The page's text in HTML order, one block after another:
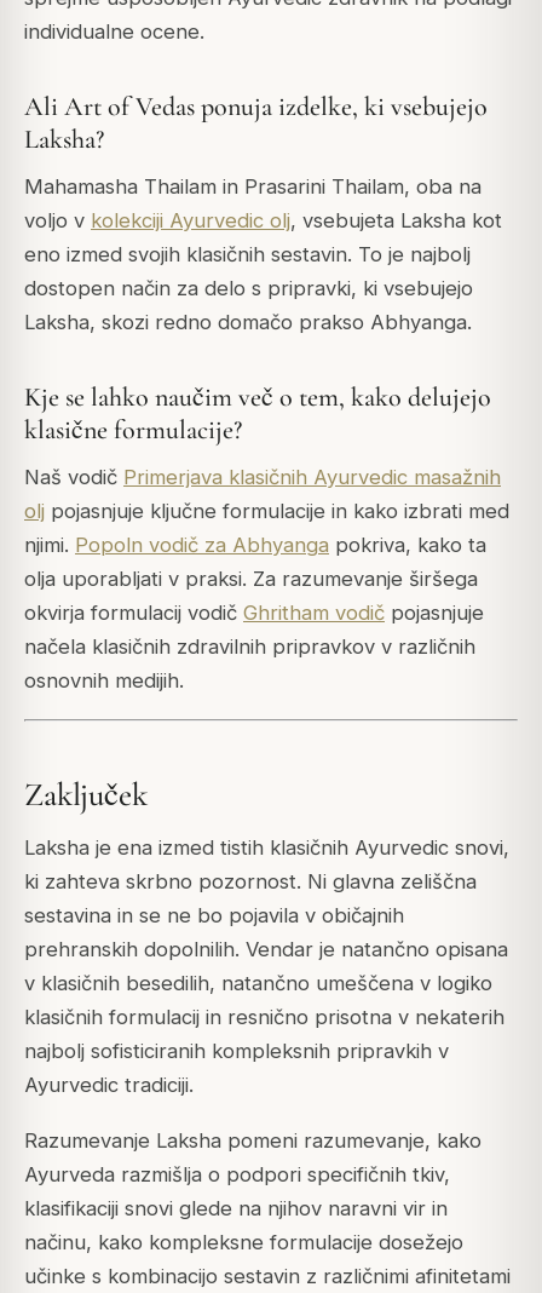
individualne ocene.
Ali Art of Vedas ponuja izdelke, ki vsebujejo
Laksha?
Mahamasha Thailam in Prasarini Thailam, oba na
voljo v kolekciji Ayurvedic olj, vsebujeta Laksha kot
eno izmed svojih klasičnih sestavin. To je najbolj
dostopen način za delo s pripravki, ki vsebujejo
Laksha, skozi redno domačo prakso Abhyanga.
Kje se lahko naučim več o tem, kako delujejo
klasične formulacije?
Naš vodič Primerjava klasičnih Ayurvedic masažnih
olj pojasnjuje ključne formulacije in kako izbrati med
njimi. Popoln vodič za Abhyanga pokriva, kako ta
olja uporabljati v praksi. Za razumevanje širšega
okvirja formulacij vodič Ghritham vodič pojasnjuje
načela klasičnih zdravilnih pripravkov v različnih
osnovnih medijih.
Zaključek
Laksha je ena izmed tistih klasičnih Ayurvedic snovi,
ki zahteva skrbno pozornost. Ni glavna zeliščna
sestavina in se ne bo pojavila v običajnih
prehranskih dopolnilih. Vendar je natančno opisana
v klasičnih besedilih, natančno umeščena v logiko
klasičnih formulacij in resnično prisotna v nekaterih
najbolj sofisticiranih kompleksnih pripravkih v
Ayurvedic tradiciji.
Razumevanje Laksha pomeni razumevanje, kako
Ayurveda razmišlja o podpori specifičnih tkiv,
klasifikaciji snovi glede na njihov naravni vir in
načinu, kako kompleksne formulacije dosežejo
učinke s kombinacijo sestavin z različnimi afinitetami